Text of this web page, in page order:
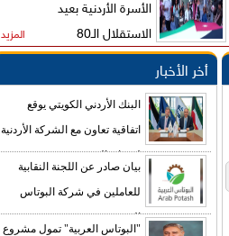
الأسرة الأردنية بعيد
الاستقلال الـ80
المزيد
أخر الأخبار
البنك الأردني الكويتي يوقع
اتفاقية تعاون مع الشركة الأردنية
لضمان القروض
بيان صادر عن اللجنة النقابية
للعاملين في شركة البوتاس
العربية
"البوتاس العربية" تمول مشروع